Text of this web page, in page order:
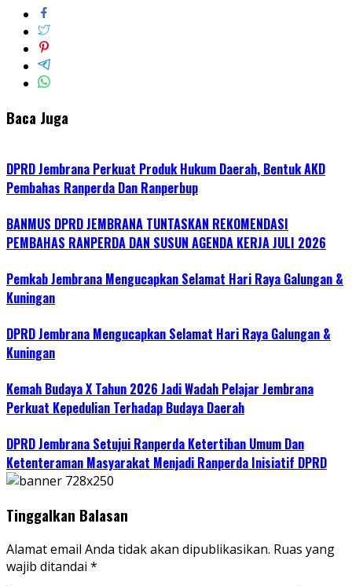
Baca Juga
DPRD Jembrana Perkuat Produk Hukum Daerah, Bentuk AKD
Pembahas Ranperda Dan Ranperbup
BANMUS DPRD JEMBRANA TUNTASKAN REKOMENDASI
PEMBAHAS RANPERDA DAN SUSUN AGENDA KERJA JULI 2026
Pemkab Jembrana Mengucapkan Selamat Hari Raya Galungan &
Kuningan
DPRD Jembrana Mengucapkan Selamat Hari Raya Galungan &
Kuningan
Kemah Budaya X Tahun 2026 Jadi Wadah Pelajar Jembrana
Perkuat Kepedulian Terhadap Budaya Daerah
DPRD Jembrana Setujui Ranperda Ketertiban Umum Dan
Ketenteraman Masyarakat Menjadi Ranperda Inisiatif DPRD
Tinggalkan Balasan
Alamat email Anda tidak akan dipublikasikan. Ruas yang
wajib ditandai *